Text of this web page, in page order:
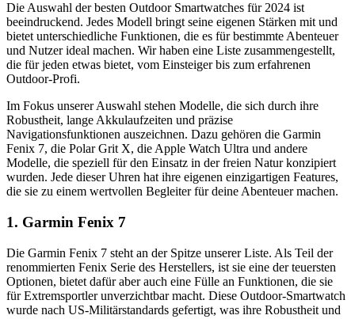
Die Auswahl der besten Outdoor Smartwatches für 2024 ist
beeindruckend. Jedes Modell bringt seine eigenen Stärken mit und
bietet unterschiedliche Funktionen, die es für bestimmte Abenteuer
und Nutzer ideal machen. Wir haben eine Liste zusammengestellt,
die für jeden etwas bietet, vom Einsteiger bis zum erfahrenen
Outdoor-Profi.
Im Fokus unserer Auswahl stehen Modelle, die sich durch ihre
Robustheit, lange Akkulaufzeiten und präzise
Navigationsfunktionen auszeichnen. Dazu gehören die Garmin
Fenix 7, die Polar Grit X, die Apple Watch Ultra und andere
Modelle, die speziell für den Einsatz in der freien Natur konzipiert
wurden. Jede dieser Uhren hat ihre eigenen einzigartigen Features,
die sie zu einem wertvollen Begleiter für deine Abenteuer machen.
1. Garmin Fenix 7
Die Garmin Fenix 7 steht an der Spitze unserer Liste. Als Teil der
renommierten Fenix Serie des Herstellers, ist sie eine der teuersten
Optionen, bietet dafür aber auch eine Fülle an Funktionen, die sie
für Extremsportler unverzichtbar macht. Diese Outdoor-Smartwatch
wurde nach US-Militärstandards gefertigt, was ihre Robustheit und